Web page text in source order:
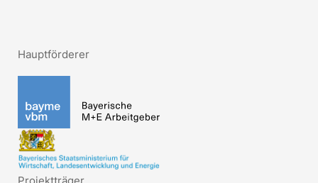
Hauptförderer
Projektträger